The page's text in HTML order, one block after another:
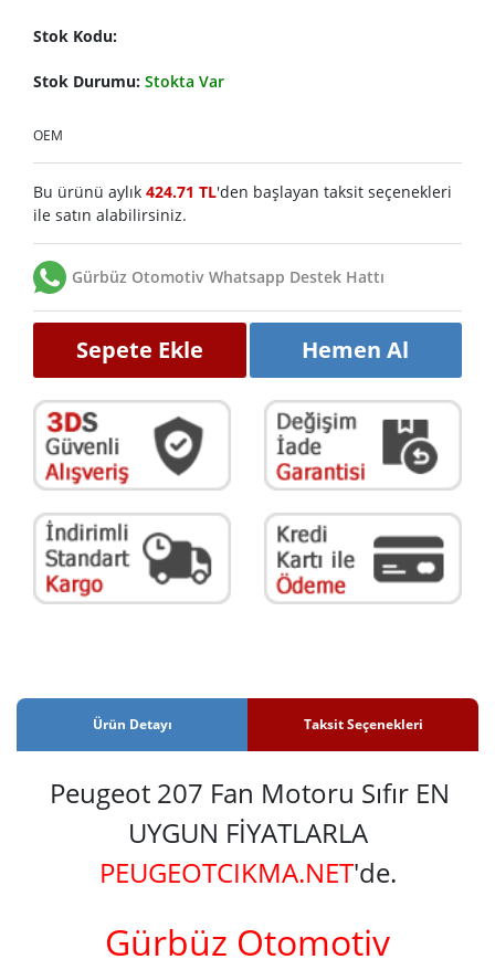
Stok Kodu:
Stok Durumu: Stokta Var
OEM
Bu ürünü aylık 424.71 TL'den başlayan taksit seçenekleri
ile satın alabilirsiniz.
Gürbüz Otomotiv Whatsapp Destek Hattı
Sepete Ekle Hemen Al
Ürün Detayı Taksit Seçenekleri
Peugeot 207 Fan Motoru Sıfır EN
UYGUN FİYATLARLA
PEUGEOTCIKMA.NET'de.
Gürbüz Otomotiv